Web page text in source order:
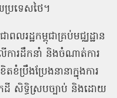
ប្រទេសថៃ។
លរដ្ឋកម្ពុជាគ្រប់មជ្ឈដ្ឋាន
ើការដឹកនាំ និងចំណាត់ការ
ខំប្រឹងប្រែងនានាក្នុងការ
ដី សិទ្ធិស្របច្បាប់ និងដោយ